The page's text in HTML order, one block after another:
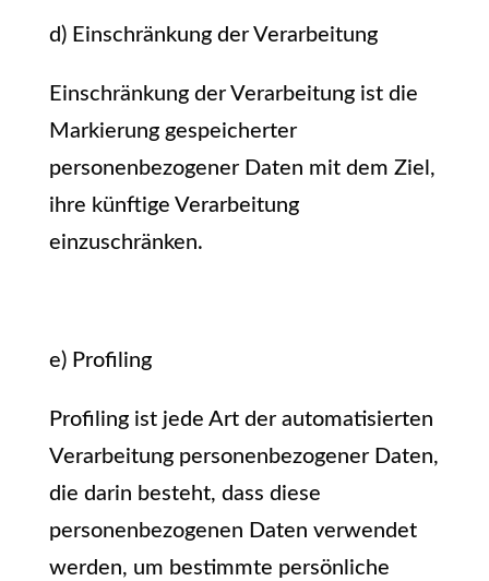
d) Einschränkung der Verarbeitung
Einschränkung der Verarbeitung ist die
Markierung gespeicherter
personenbezogener Daten mit dem Ziel,
ihre künftige Verarbeitung
einzuschränken.
e) Profiling
Profiling ist jede Art der automatisierten
Verarbeitung personenbezogener Daten,
die darin besteht, dass diese
personenbezogenen Daten verwendet
werden, um bestimmte persönliche